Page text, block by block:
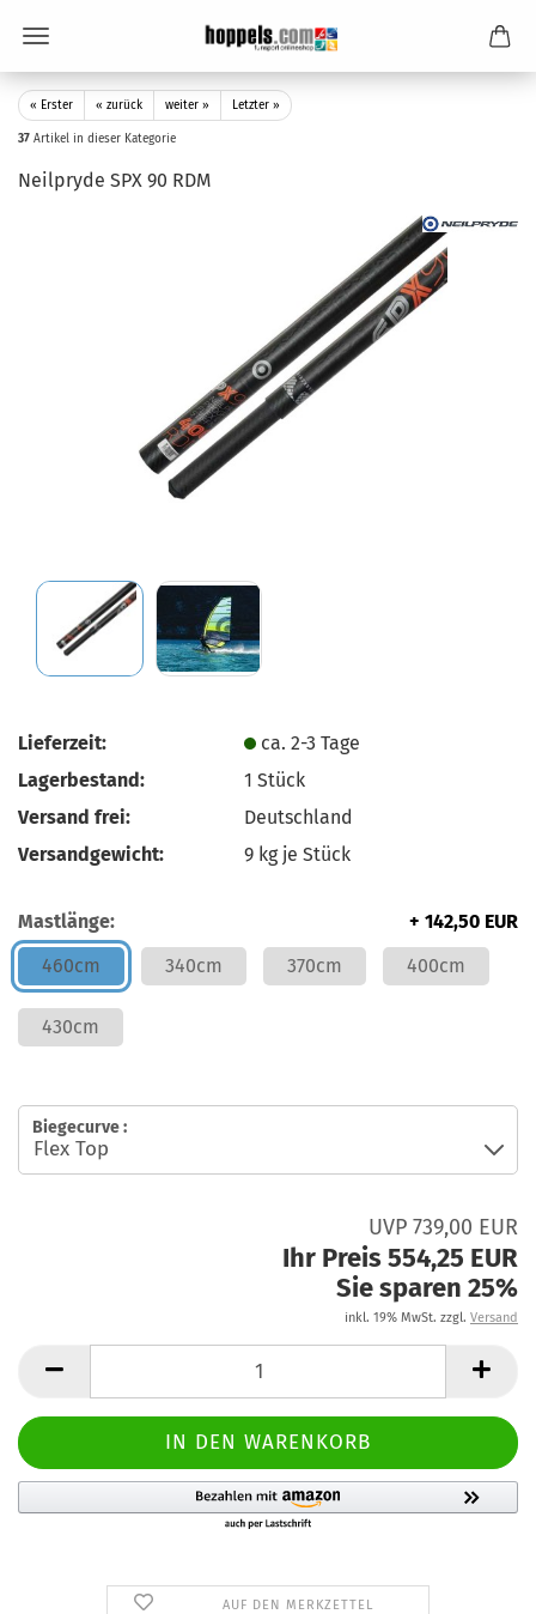
« Erster « zurück weiter » Letzter »
37 Artikel in dieser Kategorie
Neilpryde SPX 90 RDM
Lieferzeit:
ca. 2-3 Tage
Lagerbestand:
1Stück
Versand frei:
Deutschland
Versandgewicht:
9 kg je Stück
Mastlänge:
+ 142,50 EUR
460cm
340cm 370cm 400cm
430cm
Biegecurve :
UVP 739,00 EUR
Ihr Preis 554,25 EUR
Sie sparen 25%
inkl. 19% MwSt. zzgl. Versand
AUF DEN MERKZETTEL